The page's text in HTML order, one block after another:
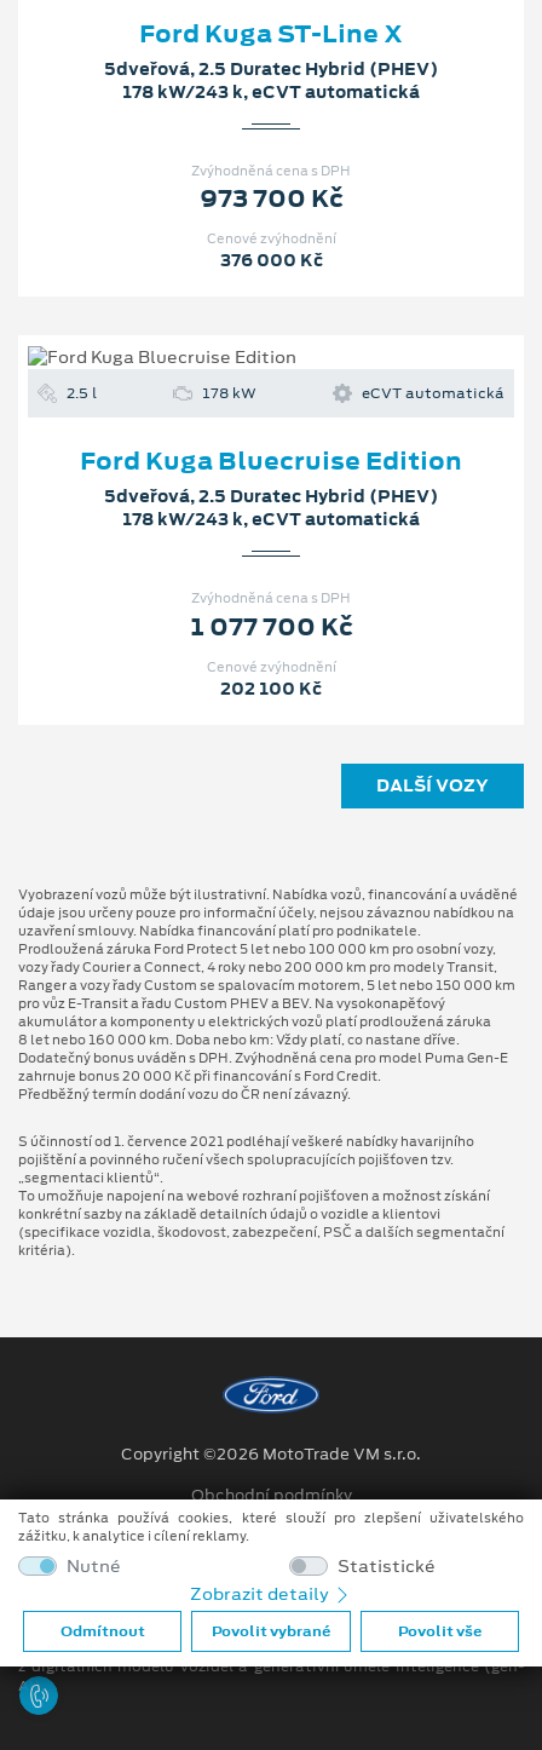
Ford Kuga ST-Line X
5dveřová, 2.5 Duratec Hybrid (PHEV)
178 kW/243 k, eCVT automatická
Zvýhodněná cena s DPH
973 700 Kč
Cenové zvýhodnění
376 000 Kč
2.5 l 178 kW eCVT automatická
Ford Kuga Bluecruise Edition
5dveřová, 2.5 Duratec Hybrid (PHEV)
178 kW/243 k, eCVT automatická
Zvýhodněná cena s DPH
1 077 700 Kč
Cenové zvýhodnění
202 100 Kč
DALŠÍ VOZY
Vyobrazení vozů může být ilustrativní. Nabídka vozů, financování a uváděné
údaje jsou určeny pouze pro informační účely, nejsou závaznou nabídkou na
uzavření smlouvy. Nabídka financování platí pro podnikatele.
Prodloužená záruka Ford Protect 5 let nebo 100 000 km pro osobní vozy,
vozy řady Courier a Connect, 4 roky nebo 200 000 km pro modely Transit,
Ranger a vozy řady Custom se spalovacím motorem, 5 let nebo 150 000 km
pro vůz E-Transit a řadu Custom PHEV a BEV. Na vysokonapěťový
akumulátor a komponenty u elektrických vozů platí prodloužená záruka
8 let nebo 160 000 km. Doba nebo km: Vždy platí, co nastane dříve.
Dodatečný bonus uváděn s DPH. Zvýhodněná cena pro model Puma Gen⁠-⁠E
zahrnuje bonus 20 000 Kč při financování s Ford Credit.
Předběžný termín dodání vozu do ČR není závazný.
S účinností od 1. července 2021 podléhají veškeré nabídky havarijního
pojištění a povinného ručení všech spolupracujících pojišťoven tzv.
„segmentaci klientů“.
To umožňuje napojení na webové rozhraní pojišťoven a možnost získání
konkrétní sazby na základě detailních údajů o vozidle a klientovi
(specifikace vozidla, škodovost, zabezpečení, PSČ a dalších segmentační
kritéria).
Copyright ©2026 MotoTrade VM s.r.o.
Obchodní podmínky
Ochrana osobních údajů
Prohlášení o zpracování údajů konečných zákazníků
Při tvorbě videí a obrázků na tomto webu je využíváno kombinace
tradičních fotografií či videí, počítačem generovaných snímků (CGI)
z digitálních modelů vozidel a generativní umělé inteligence (gen-
AI).
Tato stránka používá cookies, které slouží pro zlepšení uživatelského
zážitku, k analytice i cílení reklamy.
Nutné
Statistické
Zobrazit detaily
Odmítnout Povolit vybrané Povolit vše